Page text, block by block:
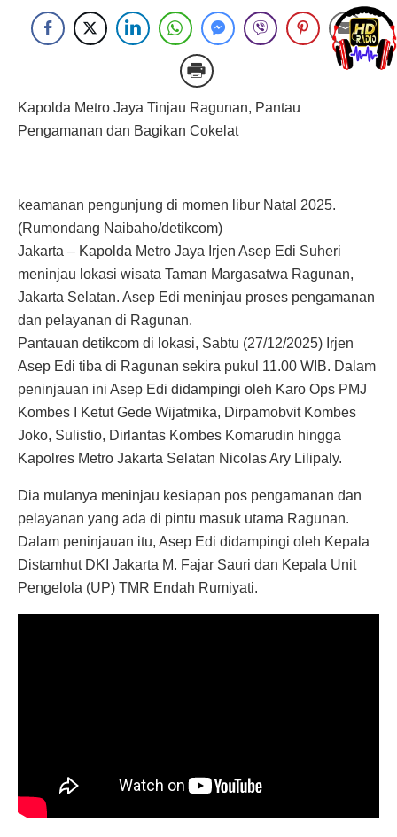
Kapolda Metro Jaya Tinjau Ragunan, Pantau
Pengamanan dan Bagikan Cokelat
keamanan pengunjung di momen libur Natal 2025.
(Rumondang Naibaho/detikcom)
Jakarta – Kapolda Metro Jaya Irjen Asep Edi Suheri
meninjau lokasi wisata Taman Margasatwa Ragunan,
Jakarta Selatan. Asep Edi meninjau proses pengamanan
dan pelayanan di Ragunan.
Pantauan detikcom di lokasi, Sabtu (27/12/2025) Irjen
Asep Edi tiba di Ragunan sekira pukul 11.00 WIB. Dalam
peninjauan ini Asep Edi didampingi oleh Karo Ops PMJ
Kombes I Ketut Gede Wijatmika, Dirpamobvit Kombes
Joko, Sulistio, Dirlantas Kombes Komarudin hingga
Kapolres Metro Jakarta Selatan Nicolas Ary Lilipaly.
Dia mulanya meninjau kesiapan pos pengamanan dan
pelayanan yang ada di pintu masuk utama Ragunan.
Dalam peninjauan itu, Asep Edi didampingi oleh Kepala
Distamhut DKI Jakarta M. Fajar Sauri dan Kepala Unit
Pengelola (UP) TMR Endah Rumiyati.